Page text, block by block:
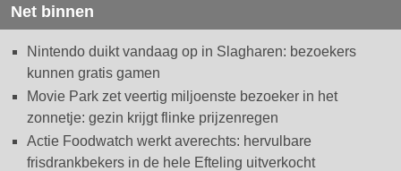
Net binnen
Nintendo duikt vandaag op in Slagharen: bezoekers
kunnen gratis gamen
Movie Park zet veertig miljoenste bezoeker in het
zonnetje: gezin krijgt flinke prijzenregen
Actie Foodwatch werkt averechts: hervulbare
frisdrankbekers in de hele Efteling uitverkocht